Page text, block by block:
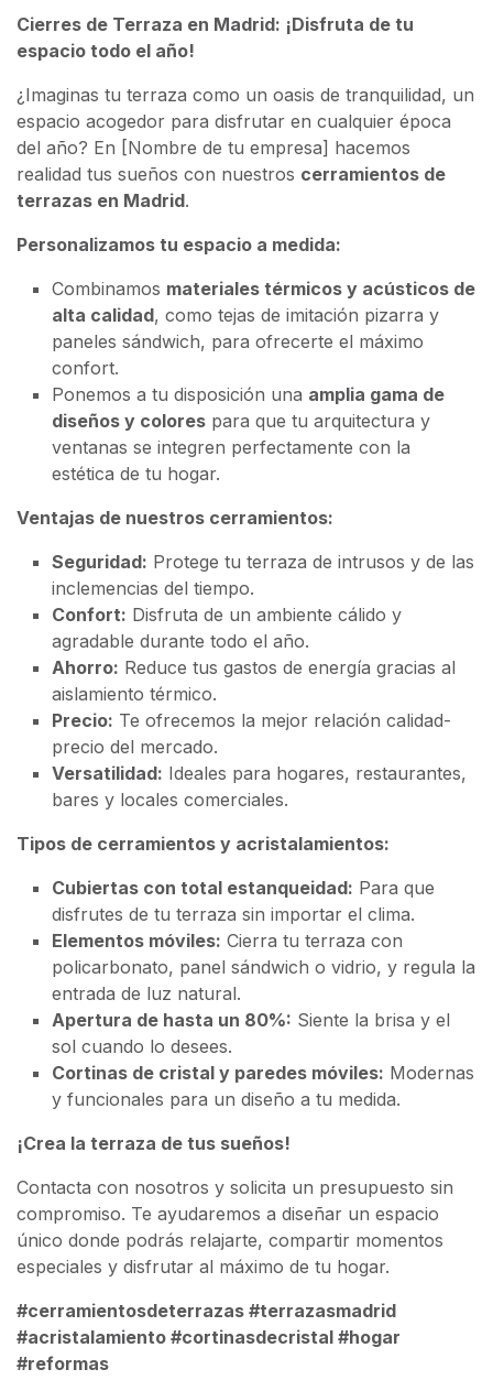
Cierres de Terraza en Madrid: ¡Disfruta de tu
espacio todo el año!
¿Imaginas tu terraza como un oasis de tranquilidad, un
espacio acogedor para disfrutar en cualquier época
del año? En [Nombre de tu empresa] hacemos
realidad tus sueños con nuestros cerramientos de
terrazas en Madrid.
Personalizamos tu espacio a medida:
Combinamos materiales térmicos y acústicos de
alta calidad, como tejas de imitación pizarra y
paneles sándwich, para ofrecerte el máximo
confort.
Ponemos a tu disposición una amplia gama de
diseños y colores para que tu arquitectura y
ventanas se integren perfectamente con la
estética de tu hogar.
Ventajas de nuestros cerramientos:
Seguridad: Protege tu terraza de intrusos y de las
inclemencias del tiempo.
Confort: Disfruta de un ambiente cálido y
agradable durante todo el año.
Ahorro: Reduce tus gastos de energía gracias al
aislamiento térmico.
Precio: Te ofrecemos la mejor relación calidad-
precio del mercado.
Versatilidad: Ideales para hogares, restaurantes,
bares y locales comerciales.
Tipos de cerramientos y acristalamientos:
Cubiertas con total estanqueidad: Para que
disfrutes de tu terraza sin importar el clima.
Elementos móviles: Cierra tu terraza con
policarbonato, panel sándwich o vidrio, y regula la
entrada de luz natural.
Apertura de hasta un 80%: Siente la brisa y el
sol cuando lo desees.
Cortinas de cristal y paredes móviles: Modernas
y funcionales para un diseño a tu medida.
¡Crea la terraza de tus sueños!
Contacta con nosotros y solicita un presupuesto sin
compromiso. Te ayudaremos a diseñar un espacio
único donde podrás relajarte, compartir momentos
especiales y disfrutar al máximo de tu hogar.
#cerramientosdeterrazas #terrazasmadrid
#acristalamiento #cortinasdecristal #hogar
#reformas